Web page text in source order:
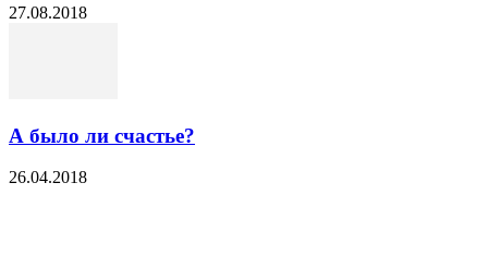
27.08.2018
А было ли счастье?
26.04.2018